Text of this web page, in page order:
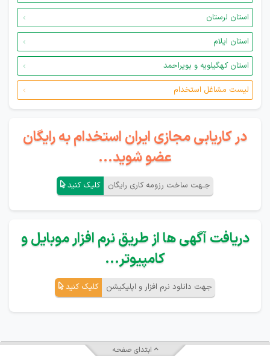
استان لرستان
استان ایلام
استان کهگیلویه و بویراحمد
لیست مشاغل استخدام
در کاریابی مجازی ایران استخدام به رایگان
عضو شوید...
جـهت ساخت رزومه کاری رایگان کلیک کنید
دریافت آگهی ها از طریق نرم افزار موبایل و
کامپیوتر...
جهت دانلود نرم افزار و اپلیکیشن کلیک کنید
ابتدای صفحه